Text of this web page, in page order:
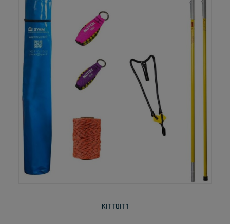
KIT TOIT 1